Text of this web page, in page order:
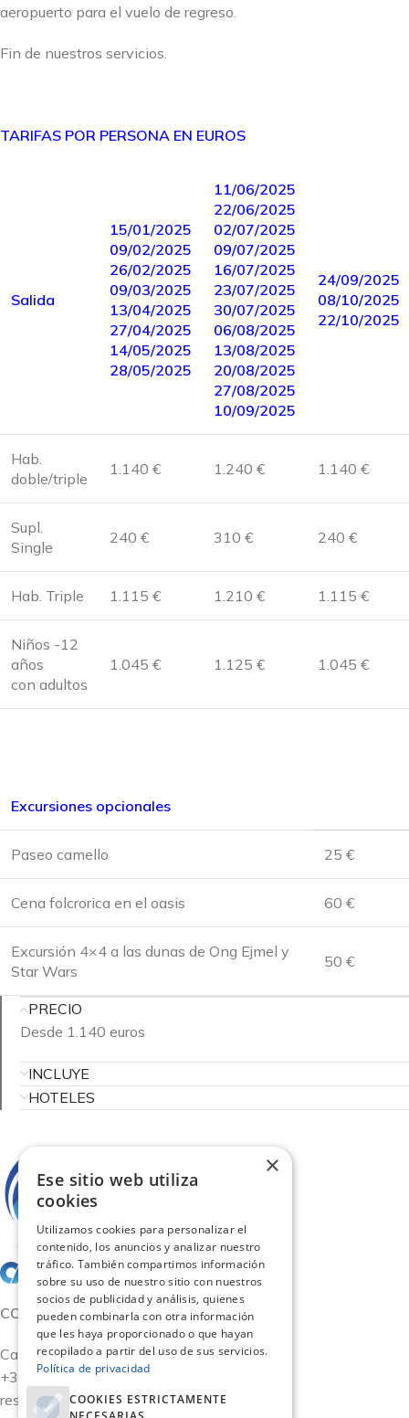
aeropuerto para el vuelo de regreso.
Fin de nuestros servicios.
TARIFAS POR PERSONA EN EUROS
Salida
15/01/2025
09/02/2025
26/02/2025
09/03/2025
13/04/2025
27/04/2025
14/05/2025
28/05/2025
11/06/2025
22/06/2025
02/07/2025
09/07/2025
16/07/2025
23/07/2025
30/07/2025
06/08/2025
13/08/2025
20/08/2025
27/08/2025
10/09/2025
24/09/2025
08/10/2025
22/10/2025
Hab.
doble/triple
1.140 € 1.240 € 1.140 €
Supl.
Single
240 € 310 € 240 €
Hab. Triple 1.115 € 1.210 € 1.115 €
Niños -12
años
con adultos
1.045 € 1.125 € 1.045 €
Excursiones opcionales
Paseo camello 25 €
Cena folcrorica en el oasis 60 €
Excursión 4×4 a las dunas de Ong Ejmel y
Star Wars
50 €
PRECIO
Desde 1.140 euros
INCLUYE
HOTELES
CONTACTO
Calle San German 11, Oficina 15 - Madrid
+34 917 590 158
reservas@carismaviajes.com
×
Ese sitio web utiliza
cookies
Utilizamos cookies para personalizar el
contenido, los anuncios y analizar nuestro
tráfico. También compartimos información
sobre su uso de nuestro sitio con nuestros
socios de publicidad y análisis, quienes
pueden combinarla con otra información
que les haya proporcionado o que hayan
recopilado a partir del uso de sus servicios.
Política de privacidad
COOKIES ESTRICTAMENTE